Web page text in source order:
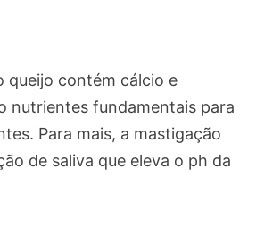
queijo contém cálcio e
nutrientes fundamentais para
Para mais, a mastigação
de saliva que eleva o ph da